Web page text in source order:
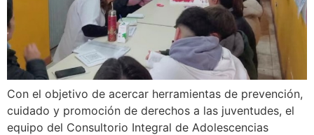
Con el objetivo de acercar herramientas de prevención,
cuidado y promoción de derechos a las juventudes, el
equipo del Consultorio Integral de Adolescencias